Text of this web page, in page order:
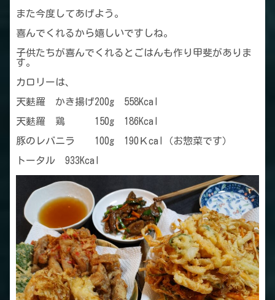
また今度してあげよう。
喜んでくれるから嬉しいですしね。
子供たちが喜んでくれるとごはんも作り甲斐がありま
す。
カロリーは、
天麩羅 かき揚げ200g 558Kcal
天麩羅 鶏 150g 186Kcal
豚のレバニラ 100g 190Ｋcal（お惣菜です）
トータル 933Kcal